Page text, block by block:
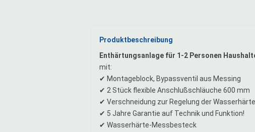
Produktbeschreibung
Enthärtungsanlage für 1-2 Personen
mit:
✔ Montageblock, Bypassventil aus Messing
✔ 2 Stück flexible Anschlußschläuche 600 mm
✔ Verschneidung zur Regelung der Wasserhärte
✔ 5 Jahre Garantie auf Technik und Funktion!
✔ Wasserhärte-Messbesteck